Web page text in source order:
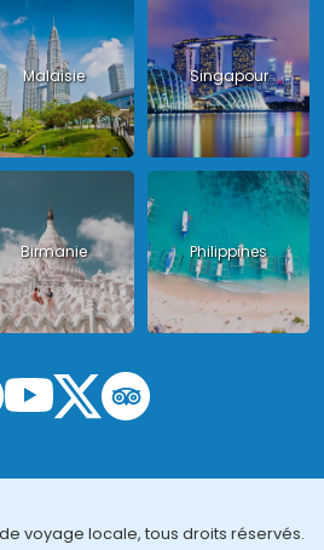
Malaisie Singapour
Birmanie Philippines
voyage locale, tous droits réservés.